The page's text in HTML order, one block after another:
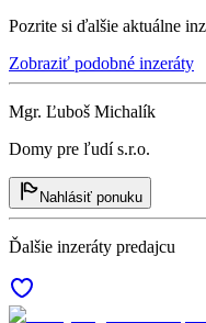
Pozrite si ďalšie aktuálne
Zobraziť podobné inzeráty
Mgr. Ľuboš Michalík
Domy pre ľudí s.r.o.
Nahlásiť ponuku
Ďalšie inzeráty predajcu